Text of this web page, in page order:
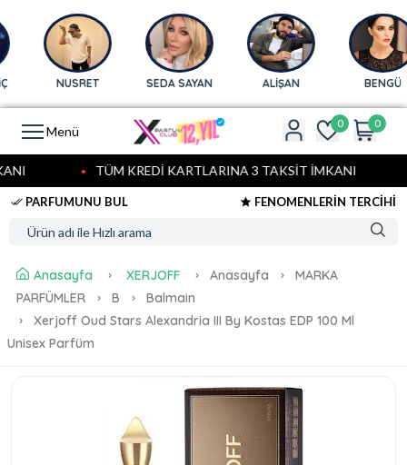
NUSRET SEDA SAYAN ALİŞAN BENGÜ
Menü 0 0
TÜM KREDİ KARTLARINA 3 TAKSİT İMKANI
PARFUMUNU BUL FENOMENLERİN TERCİHİ
Anasayfa XERJOFF Anasayfa
MARKA
PARFÜMLER
B
Balmain
Xerjoff Oud Stars Alexandria III By Kostas EDP 100 Ml
Unisex Parfüm